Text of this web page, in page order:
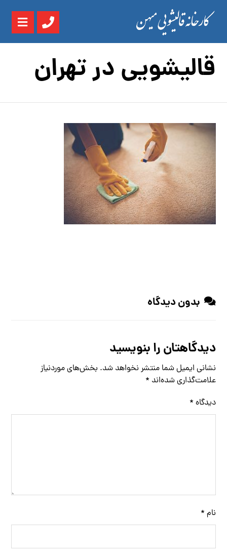
قالیشویی در تهران
بدون دیدگاه
دیدگاهتان را بنویسید
نشانی ایمیل شما منتشر نخواهد شد. بخش‌های موردنیاز
علامت‌گذاری شده‌اند *
دیدگاه *
نام *